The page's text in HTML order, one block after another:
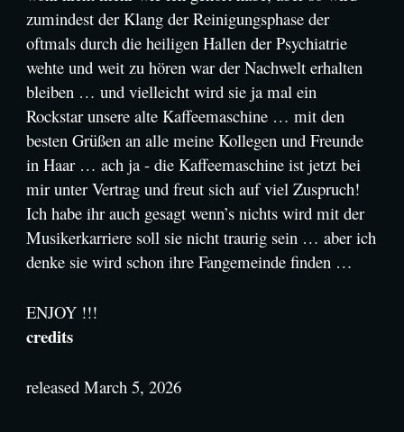
zumindest der Klang der Reinigungsphase der
oftmals durch die heiligen Hallen der Psychiatrie
wehte und weit zu hören war der Nachwelt erhalten
bleiben … und vielleicht wird sie ja mal ein
Rockstar unsere alte Kaffeemaschine … mit den
besten Grüßen an alle meine Kollegen und Freunde
in Haar … ach ja - die Kaffeemaschine ist jetzt bei
mir unter Vertrag und freut sich auf viel Zuspruch!
Ich habe ihr auch gesagt wenn’s nichts wird mit der
Musikerkarriere soll sie nicht traurig sein … aber ich
denke sie wird schon ihre Fangemeinde finden …
ENJOY !!!
credits
released March 5, 2026